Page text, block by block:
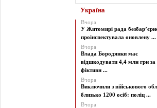
Україна
Вчора
У Житомирі рада
проінспектувала оновлену ...
Вчора
Влада Бородянки має
відшкодувати 4,4 млн грн за
фіктивн ...
Вчора
Виключили з військового
близько 1200 осіб: поліц ...
Вчора